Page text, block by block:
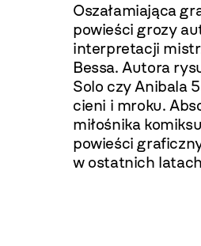
Oszałamiająca
powieści grozy
interpretacji
Bessa. Autora
Solo czy Anibala
cieni i mroku.
miłośnika
powieści
w ostatnich